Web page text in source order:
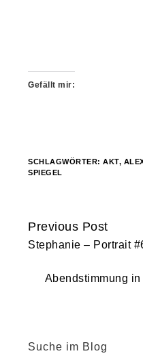
Gefällt mir:
SCHLAGWÖRTER:AKT,
SPIEGEL
Continue
Reading
Previous Post
Stephanie – Portrait
Abendstimmung
Suche im Blog